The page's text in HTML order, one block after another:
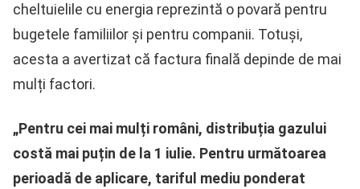
cheltuielile cu energia reprezintă o povară pentru
bugetele familiilor și pentru companii. Totuși,
acesta a avertizat că factura finală depinde de mai
mulți factori.
„Pentru cei mai mulți români, distribuția gazului
costă mai puțin de la 1 iulie. Pentru următoarea
perioadă de aplicare, tariful mediu ponderat